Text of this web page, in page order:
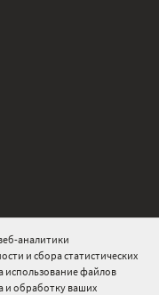
аналитики
и сбора статистических
использование файлов
и обработку ваших